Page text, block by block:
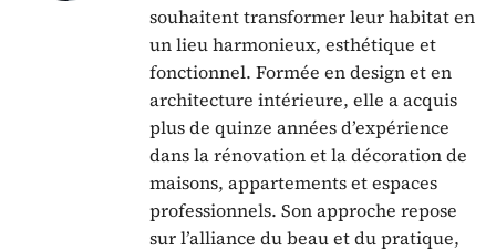
souhaitent transformer leur habitat en
un lieu harmonieux, esthétique et
fonctionnel. Formée en design et en
architecture intérieure, elle a acquis
plus de quinze années d’expérience
dans la rénovation et la décoration de
maisons, appartements et espaces
professionnels. Son approche repose
sur l’alliance du beau et du pratique,